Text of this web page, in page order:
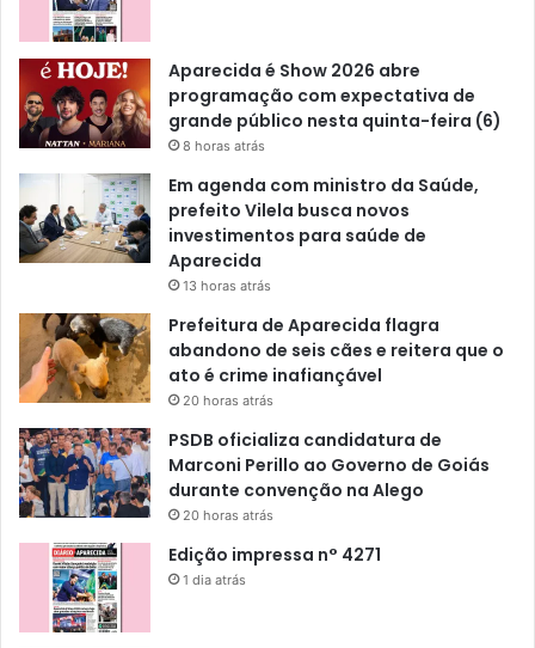
Aparecida é Show 2026 abre
programação com expectativa de
grande público nesta quinta-feira (6)
8 horas atrás
Em agenda com ministro da Saúde,
prefeito Vilela busca novos
investimentos para saúde de
Aparecida
13 horas atrás
Prefeitura de Aparecida flagra
abandono de seis cães e reitera que o
ato é crime inafiançável
20 horas atrás
PSDB oficializa candidatura de
Marconi Perillo ao Governo de Goiás
durante convenção na Alego
20 horas atrás
Edição impressa n° 4271
1 dia atrás